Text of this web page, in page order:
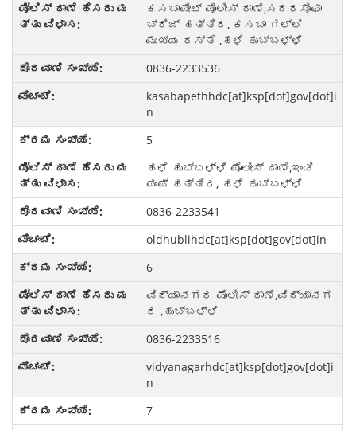
ಕಸಬಾಪೇಟ್ ಪೊಲೀಸ್ ಠಾಣೆ,ಸದರಸೊಫಾ
ಬ್ರಿಜ್ ಹತ್ತಿರ, ಕಸಬಾ ಗಲ್ಲಿ
ಮುಖ್ಯ ರಸ್ತೆ ,ಹಳೆ ಹುಬ್ಬಳ್ಳಿ
0836-2233536
kasabapethhdc[at]ksp[dot]gov[dot]i
n
5
ಹಳೆ ಹುಬ್ಬಳ್ಳಿ ಪೊಲೀಸ್ ಠಾಣೆ,ಇಂಡಿ
ಪಂಪ್ ಹತ್ತಿರ, ಹಳೆ ಹುಬ್ಬಳ್ಳಿ
0836-2233541
oldhublihdc[at]ksp[dot]gov[dot]in
6
ವಿದ್ಯಾನಗರ ಪೊಲೀಸ್ ಠಾಣೆ,ವಿದ್ಯಾನಗ
ರ ,ಹುಬ್ಬಳ್ಳಿ
0836-2233516
vidyanagarhdc[at]ksp[dot]gov[dot]i
n
7